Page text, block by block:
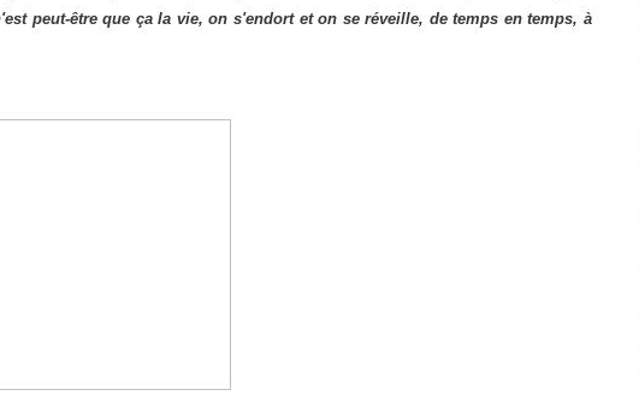
peut-être que ça la vie, on s'endort et on se réveille, de temps en temps, à